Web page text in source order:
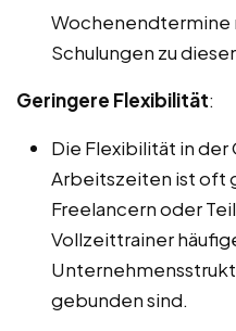
Wochenendtermine
Schulungen zu
Geringere Flexibilität:
Die Flexibilität in
Arbeitszeiten ist oft
Freelancern oder
Vollzeittrainer
gebunden sind.